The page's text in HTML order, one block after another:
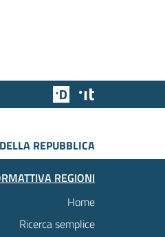
Team Digitale
REPUBBLICA
REGIONI
Home
Ricerca semplice